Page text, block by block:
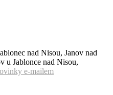
nad Nisou, Janov nad
u Jablonce nad Nisou,
e-mailem